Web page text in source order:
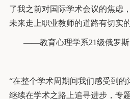
了我之前对国际学术会议的焦虑
未来走上职业教师的道路有切实
——教育心理学系21级俄罗斯
“在整个学术周期间我们感受到
继续在学术之路上追寻进步，专